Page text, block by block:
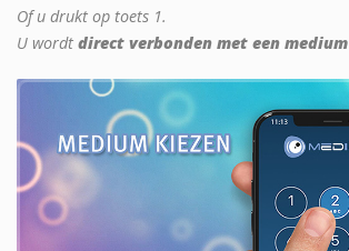
Of u drukt op toets 1.
U wordt direct verbonden met een medium